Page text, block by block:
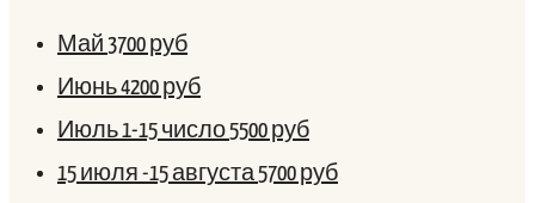
Май 3700 руб
Июнь4200 руб
Июль 1-15 число 5500 руб
15 июля -15 августа 5700 руб